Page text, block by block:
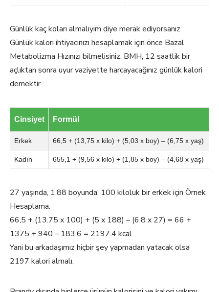
Günlük kaç koları almalıyım diye merak ediyorsanız
Günlük kalori ihtiyacınızı hesaplamak için önce Bazal
Metabolizma Hızınızı bilmelisiniz. BMH, 12 saatlik bir
açlıktan sonra uyur vaziyette harcayacağınız günlük kalori
demektir.
Cinsiyet Formül
Erkek 66,5 + (13,75 x kilo) + (5,03 x boy) – (6,75 x yaş)
Kadın 655,1 + (9,56 x kilo) + (1,85 x boy) – (4,68 x yaş)
27 yaşında, 1.88 boyunda, 100 kiloluk bir erkek için Örnek
Hesaplama:
66,5 + (13.75 x 100) + (5 x 188) – (6.8 x 27) = 66 +
1375 + 940 – 183.6 = 2197.4 kcal
Yani bu arkadaşımız hiçbir şey yapmadan yatacak olsa
2197 kalori almalı.